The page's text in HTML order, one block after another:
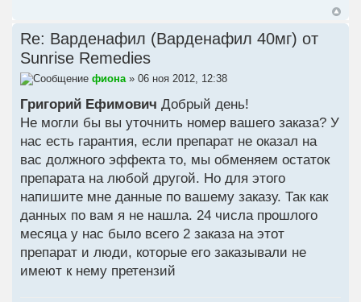
Re: Варденафил (Варденафил 40мг) от
Sunrise Remedies
фиона » 06 ноя 2012, 12:38
Григорий Ефимович Добрый день!
Не могли бы вы уточнить номер вашего заказа? У
нас есть гарантия, если препарат не оказал на
вас должного эффекта то, мы обменяем остаток
препарата на любой другой. Но для этого
напишите мне данные по вашему заказу. Так как
данных по вам я не нашла. 24 числа прошлого
месяца у нас было всего 2 заказа на этот
препарат и люди, которые его заказывали не
имеют к нему претензий